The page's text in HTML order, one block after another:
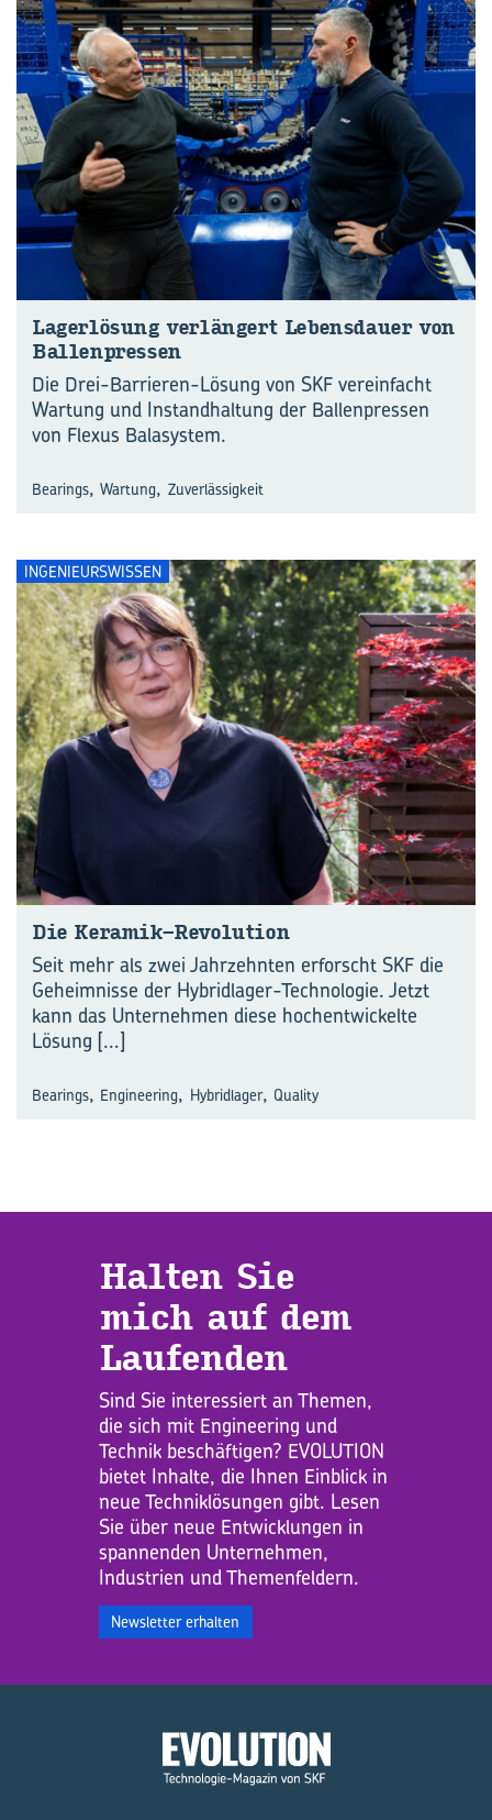
La­ger­lö­sung ver­län­gert Le­bens­dau­er von
Bal­len­pres­sen
Die Drei-Barrieren-Lösung von SKF vereinfacht
Wartung und Instandhaltung der Ballenpressen
von Flexus Balasystem.
Bearings, Wartung, Zuverlässigkeit
INGENIEURSWISSEN
Die Keramik-​Revolution
Seit mehr als zwei Jahrzehnten erforscht SKF die
Geheimnisse der Hybridlager-Technologie. Jetzt
kann das Unternehmen diese hochentwickelte
Lösung [...]
Bearings, Engineering, Hybridlager, Quality
Hal­ten Sie
mich auf dem
Lau­fen­den
Sind Sie interessiert an Themen,
die sich mit Engineering und
Technik beschäftigen? EVOLUTION
bietet Inhalte, die Ihnen Einblick in
neue Techniklösungen gibt. Lesen
Sie über neue Entwicklungen in
spannenden Unternehmen,
Industrien und Themenfeldern.
Newsletter erhalten